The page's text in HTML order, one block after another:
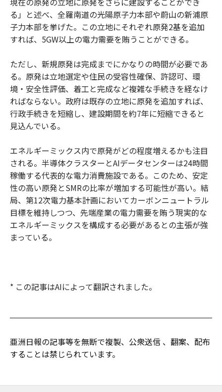
る」と述べ、全羅南道の光陽原子力本部や蔚山の新浦原
子力本部を挙げた。この立地にそれぞれ原発2基を追加
すれば、5GW以上の電力需要を賄うことができる。
ただし、新規原発は完成までにかなりの時間が必要であ
る。原発は立地選定や住民の受容性確保、許認可、環
境・安全性評価、着工と完成など複雑な手続きを経なけ
ればならない。政府は既存の立地に原発を追加すれば、
行政手続きを短縮し、建設期間を約7年に短縮できると
見込んでいる。
エネルギーミックス内で原発がどの程度増えるかも注目
される。半導体クラスターとAIデータセンターは24時間
稼働する代表的な電力消費施設である。このため、安定
性の高い原発とSMRの比率が増加する可能性が高い。結
局、第12次電力基本計画においてカーボンニュートラル
目標を維持しつつ、先端産業の電力需要を賄う現実的な
エネルギーミックスを構成する必要があるとの主張が強
まっている。
* この記事はAIによって翻訳されました。
亜洲日報の記事等を無断で複製、公衆送信 、翻案、配布
することは禁じられています。